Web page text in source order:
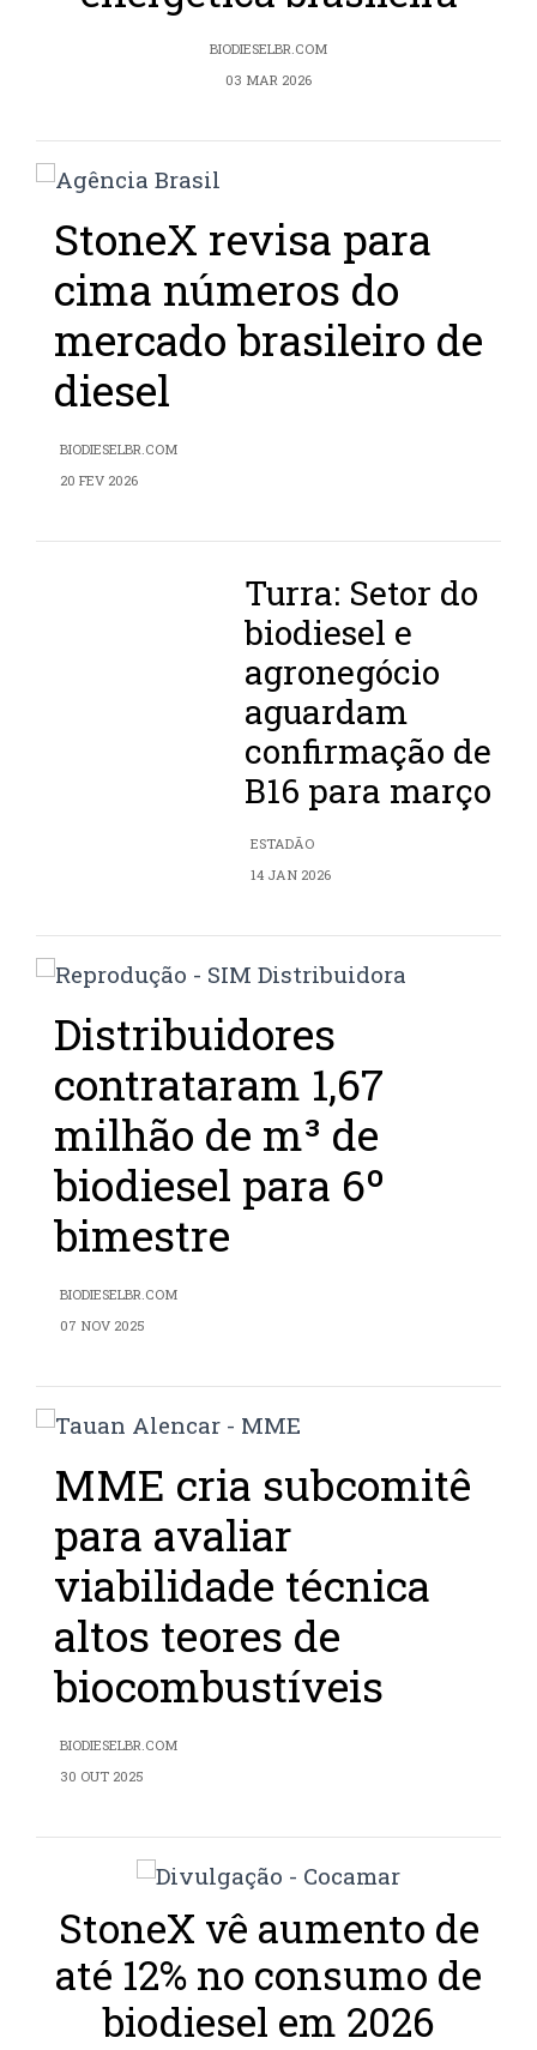
BIODIESELBR.COM
03 MAR 2026
StoneX revisa para
cima números do
mercado brasileiro de
diesel
BIODIESELBR.COM
20 FEV 2026
Turra: Setor do
biodiesel e
agronegócio
aguardam
confirmação de
B16 para março
ESTADÃO
14 JAN 2026
Distribuidores
contrataram 1,67
milhão de m³ de
biodiesel para 6º
bimestre
BIODIESELBR.COM
07 NOV 2025
MME cria subcomitê
para avaliar
viabilidade técnica
altos teores de
biocombustíveis
BIODIESELBR.COM
30 OUT 2025
StoneX vê aumento de
até 12% no consumo de
biodiesel em 2026